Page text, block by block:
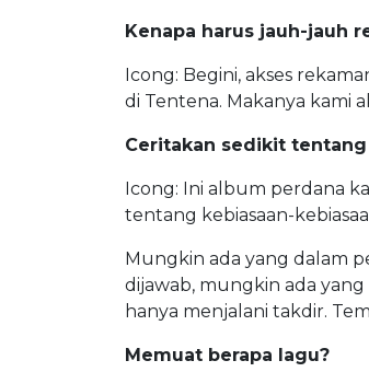
Kenapa harus jauh-jauh
Icong: Begini, akses
di Tentena. Makanya kami
Ceritakan sedikit tentang
Icong: Ini album perdana
tentang kebiasaan-
Mungkin ada yang dalam
dijawab, mungkin ada
hanya menjalani takdir.
Memuat berapa lagu?